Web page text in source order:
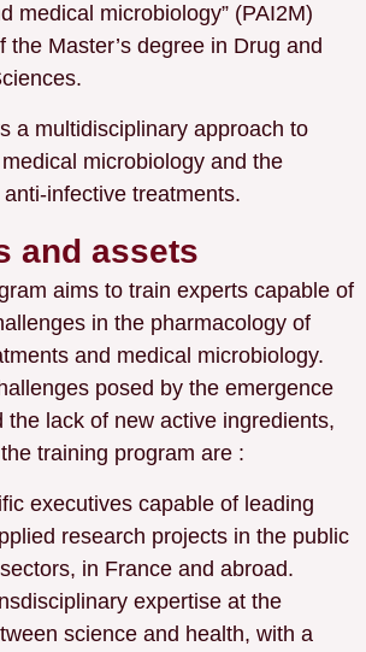
medical microbiology” (PAI2M)
the Master’s degree in Drug and
a multidisciplinary approach to
microbiology and the
infective treatments.
and assets
aims to train experts capable of
in the pharmacology of
and medical microbiology.
posed by the emergence
the lack of new active ingredients,
training program are :
executives capable of leading
research projects in the public
in France and abroad.
expertise at the
science and health, with a